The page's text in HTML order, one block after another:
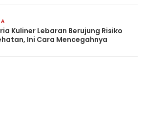
Kuliner Lebaran Berujung Risiko
Ini Cara Mencegahnya